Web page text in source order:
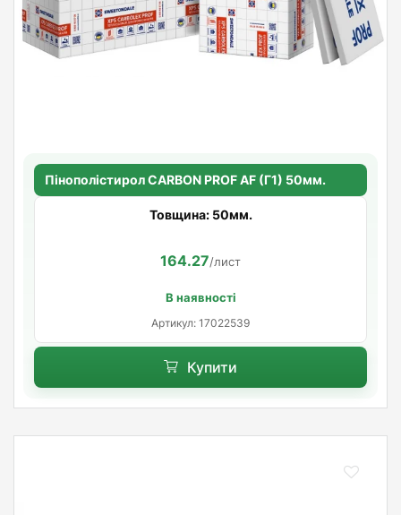
Пінополістирол CARBON PROF AF (Г1) 50мм.
Товщина: 50мм.
164.27/лист
В наявності
Артикул: 17022539
Купити